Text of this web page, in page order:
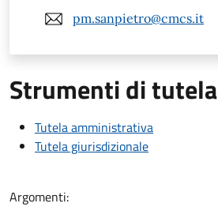
pm.sanpietro@cmcs.it
Strumenti di tutela
Tutela amministrativa
Tutela giurisdizionale
Argomenti: